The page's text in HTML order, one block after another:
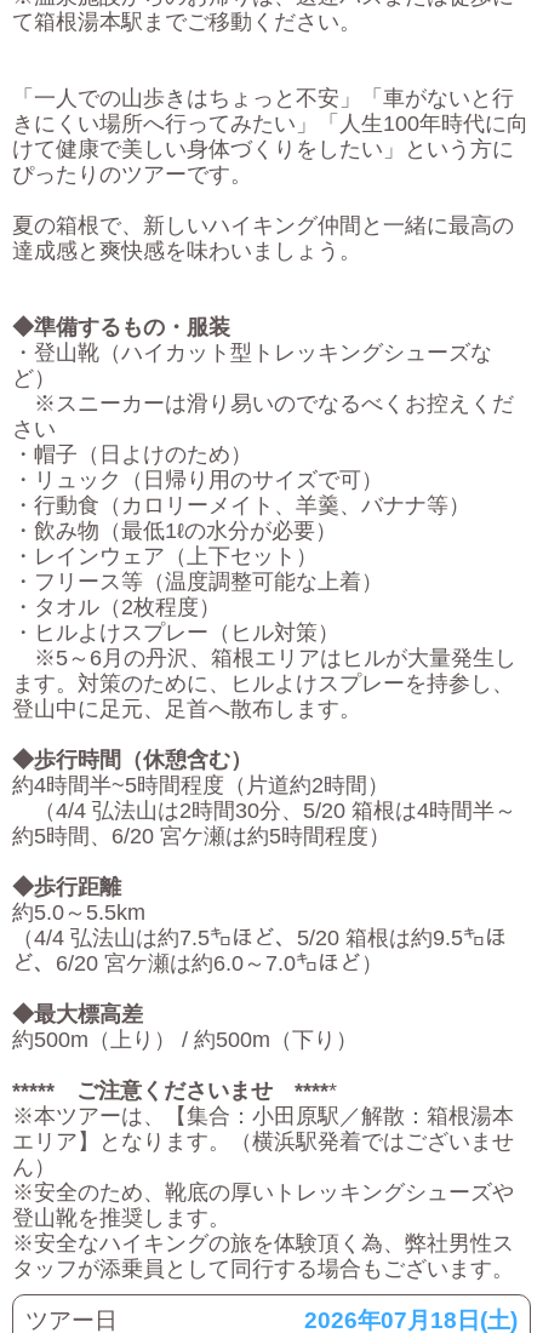
て箱根湯本駅までご移動ください。
「一人での山歩きはちょっと不安」「車がないと行
きにくい場所へ行ってみたい」「人生100年時代に向
けて健康で美しい身体づくりをしたい」という方に
ぴったりのツアーです。
夏の箱根で、新しいハイキング仲間と一緒に最高の
達成感と爽快感を味わいましょう。
◆準備するもの・服装
・登山靴（ハイカット型トレッキングシューズな
ど）
※スニーカーは滑り易いのでなるべくお控えくだ
さい
・帽子（日よけのため）
・リュック（日帰り用のサイズで可）
・行動食（カロリーメイト、羊羹、バナナ等）
・飲み物（最低1ℓの水分が必要）
・レインウェア（上下セット）
・フリース等（温度調整可能な上着）
・タオル（2枚程度）
・ヒルよけスプレー（ヒル対策）
※5～6月の丹沢、箱根エリアはヒルが大量発生し
ます。対策のために、ヒルよけスプレーを持参し、
登山中に足元、足首へ散布します。
◆歩行時間（休憩含む）
約4時間半~5時間程度（片道約2時間）
（4/4 弘法山は2時間30分、5/20 箱根は4時間半～
約5時間、6/20 宮ケ瀬は約5時間程度）
◆歩行距離
約5.0～5.5km
（4/4 弘法山は約7.5㌔ほど、5/20 箱根は約9.5㌔ほ
ど、6/20 宮ケ瀬は約6.0～7.0㌔ほど）
◆最大標高差
約500m（上り） / 約500m（下り）
***** ご注意くださいませ *****
※本ツアーは、【集合：小田原駅／解散：箱根湯本
エリア】となります。（横浜駅発着ではございませ
ん）
※安全のため、靴底の厚いトレッキングシューズや
登山靴を推奨します。
※安全なハイキングの旅を体験頂く為、弊社男性ス
タッフが添乗員として同行する場合もございます。
ツアー日 2026年07月18日(土)